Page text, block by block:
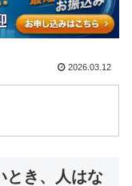
2026.03.12
とき、人はな